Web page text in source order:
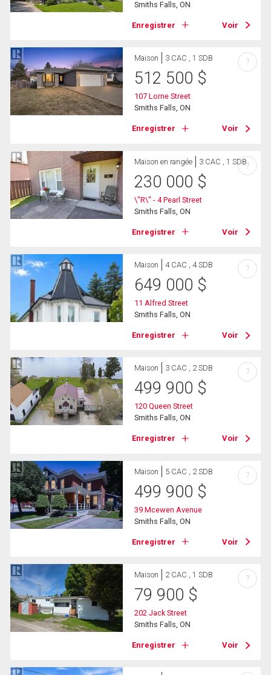
Smiths Falls, ON
Enregistrer Voir
Maison 3 CAC , 1 SDB
512 500 $
107 Lorne Street
Smiths Falls, ON
Enregistrer Voir
?
Maison en rangée 3 CAC , 1 SDB
230 000 $
\"R\" - 4 Pearl Street
Smiths Falls, ON
Enregistrer Voir
?
Maison 4 CAC , 4 SDB
649 000 $
11 Alfred Street
Smiths Falls, ON
Enregistrer Voir
?
Maison 3 CAC , 2 SDB
499 900 $
120 Queen Street
Smiths Falls, ON
Enregistrer Voir
?
Maison 5 CAC , 2 SDB
499 900 $
39 Mcewen Avenue
Smiths Falls, ON
Enregistrer Voir
?
Maison 2 CAC , 1 SDB
79 900 $
202 Jack Street
Smiths Falls, ON
Enregistrer Voir
?